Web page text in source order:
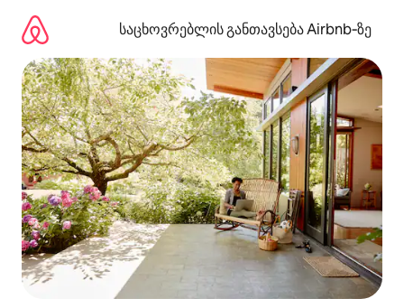
გადასვლა
საცხოვრებლის განთავსება Airbnb‑ზე